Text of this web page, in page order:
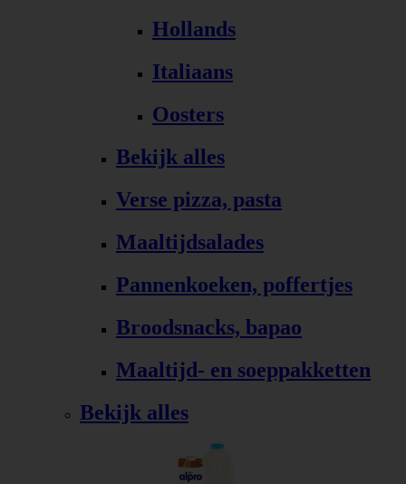
Hollands
Italiaans
Oosters
Bekijk alles
Verse pizza, pasta
Maaltijdsalades
Pannenkoeken, poffertjes
Broodsnacks, bapao
Maaltijd- en soeppakketten
Bekijk alles